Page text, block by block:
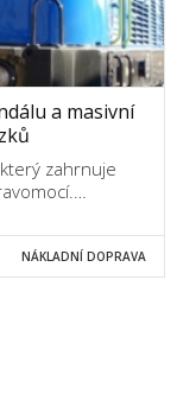
a masivní
zahrnuje
NÁKLADNÍ DOPRAVA